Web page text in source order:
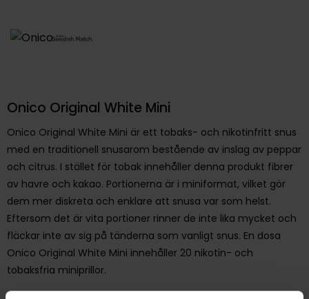
Onico Original White Mini
Onico Original White Mini är ett tobaks- och nikotinfritt snus
med en traditionell snusarom bestående av inslag av peppar
och citrus. I stället för tobak innehåller denna produkt fibrer
av havre och kakao. Portionerna är i miniformat, vilket gör
dem mer diskreta och enklare att snusa var som helst.
Eftersom det är vita portioner rinner de inte lika mycket och
fläckar inte av sig på tänderna som vanligt snus. En dosa
Onico Original White Mini innehåller 20 nikotin- och
tobaksfria miniprillor.